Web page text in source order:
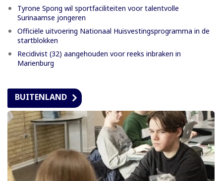
Tyrone Spong wil sportfaciliteiten voor talentvolle
Surinaamse jongeren
Officiële uitvoering Nationaal Huisvestingsprogramma in de
startblokken
Recidivist (32) aangehouden voor reeks inbraken in
Marienburg
BUITENLAND